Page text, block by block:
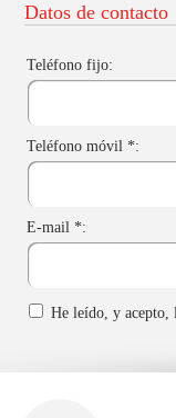
Datos de contacto
Teléfono fijo:
Teléfono móvil *:
E-mail *:
He leído, y acepto,